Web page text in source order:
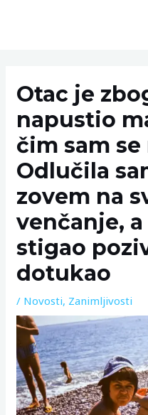
Otac je
napustio
čim sam
Odlučila
zovem na
venčanje,
stigao
dotukao
/ Novosti, Zanimljivosti